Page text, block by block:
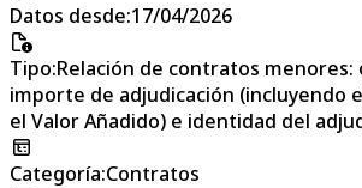
Datos desde:17/04/2026
Tipo:Relación de contratos
importe de adjudicación (incluyendo
el Valor Añadido) e identidad del
Categoría:Contratos